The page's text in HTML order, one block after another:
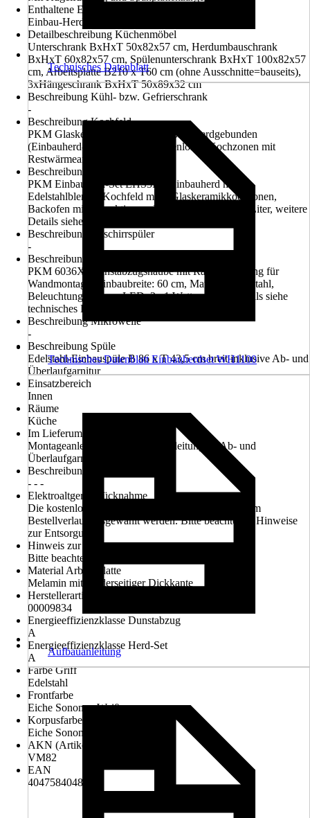
Enthaltene Elektrogeräte
Einbau-Herd-Set, Dunstabzugshaube
Detailbeschreibung Küchenmöbel
Unterschrank BxHxT 50x82x57 cm, Herdumbauschrank
BxHxT 60x82x57 cm, Spülenunterschrank BxHxT 100x82x57
cm, Arbeitsplatte B210 x T60 cm (ohne Ausschnitte=bauseits),
3xHängeschrank BxHxT 50x89x32 cm
Beschreibung Kühl- bzw. Gefrierschrank
-
Beschreibung Kochfeld
PKM Glaskeramikkochfeld EHS3IX, herdgebunden
(Einbauherd-Set EHS3IX), rahmenlos, 4 Kochzonen mit
Restwärmeanzeige
Beschreibung Einbau-Herd-Set
PKM Einbauherd-Set EHS3IX, Einbauherd mit
Edelstahlblende, Kochfeld mit 4 Glaskeramikkochzonen,
Backofen mit 3 Funktionen, Backofenvolumen 65 Liter, weitere
Details siehe technisches Datenblatt
Beschreibung Geschirrspüler
-
Beschreibung Dunstabzugshaube
PKM 6036X, Dunstabzugshaube mit Randabsaugung für
Wandmontage, Einbaubreite: 60 cm, Material: Edelstahl,
Beleuchtungssystem: LED, 2x 1 Watt, weitere Details siehe
technisches Datenblatt
Beschreibung Mikrowelle
-
Beschreibung Spüle
Edelstahl-Einbauspüle B 86 x T 43,5 cm breit inklusive Ab- und
Überlaufgarnitur
Einsatzbereich
Innen
Räume
Küche
Im Lieferumfang enthalten
Montageanleitung, Bedienungsanleitungen, Ab- und
Überlaufgarnitur für Einbauspüle
Beschreibung Backofen
- - -
Elektroaltgerät-Rücknahme
Die kostenlose Rückgabe des Elektro-Geräts kann im
Bestellverlauf ausgewählt werden. Bitte beachte die Hinweise
zur Entsorgung.
Hinweis zur Entsorgung
Bitte beachte die Hinweise zur Entsorgung
Material Arbeitsplatte
Melamin mit vorderseitiger Dickkante
Herstellerartikelnummer
00009834
Energieeffizienzklasse Dunstabzug
A
Energieeffizienzklasse Herd-Set
A
Farbe Griff
Edelstahl
Frontfarbe
Eiche Sonoma, Weiß
Korpusfarbe
Eiche Sonoma
AKN (Artikelkurznummer)
VM82
EAN
4047584048918
Technisches Datenblatt
Technisches Datenblatt Einbauherdset WH1100
Aufbauanleitung